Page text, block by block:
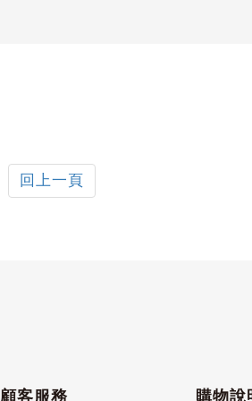
回上一頁
顧客服務 購物說